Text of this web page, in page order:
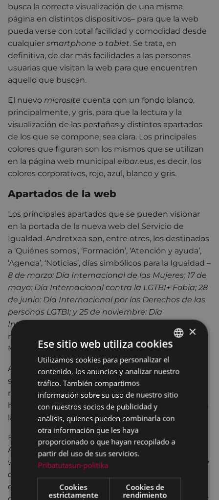
busca la correcta visualización de una misma
página en distintos dispositivos– para que la web
pueda verse con total facilidad y comodidad desde
cualquier smartphone o tablet. Se trata, en
definitiva, de dar más facilidades a las personas
usuarias que visitan la web para que encuentren
aquello que buscan.
El nuevo microsite cuenta con un fondo blanco,
principalmente, y gris, para que la lectura y la
visualización de las pestañas y distintos apartados
de los que se compone, sea clara. Los principales
colores que figuran son los mismos que se utilizan
en la página web municipal eibar.eus, es decir, los
colores corporativos, rojo, azul, blanco y gris.
Apartados de la web
Los principales apartados que se pueden visionar
en la portada de la nueva web del Servicio de
Igualdad-Andretxea son, entre otros, los destinados
a ‘Quiénes somos’, ‘Formación’, ‘Atención y ayuda’,
‘Agenda’, ‘Noticias’, días simbólicos para la Igualdad –
8 de marzo: Día Internacional de las Mujeres; 17 de
mayo: Día Internacional contra la LGTBI+ Fobia; 28
de junio: Día Internacional por los Derechos de las
personas LGTBI; y 25 de noviembre: Día
Internacional Contra las Violencias Machistas
reserva de Andretxea, biblioteca de Andretxea, la
Mesa de la Mujer, Asociaciones y grupos.
Asimismo, todas aquellas personas que quieran
seguir las cuentas oficiales de Andretxea en las
redes sociales de Facebook y Twitter, podrán
hacerlo pulsando sobre los iconos que se ubican en
la parte inferior derecha de la nueva web.
En palabras de la concejala de Igualdad, Patricia
Arrizabalaga, “la puesta en marcha de la nueva
web de Andretxea supone un avance en la mejora
del servicio de Igualdad, dando la posibilidad,
entre otras cuestiones, a distintos colectivos,
BASQUE
SPANISH
×
Ese sitio web utiliza cookies
Utilizamos cookies para personalizar el
contenido, los anuncios y analizar nuestro
tráfico. También compartimos
información sobre su uso de nuestro sitio
con nuestros socios de publicidad y
análisis, quienes pueden combinarla con
otra información que les haya
proporcionado o que hayan recopilado a
partir del uso de sus servicios.
Pribatutasun-politika
Cookies
estrictamente
Cookies de
rendimiento